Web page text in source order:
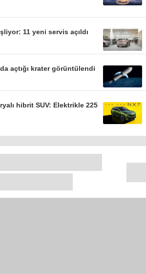
11 yeni servis açıldı
açtığı krater görüntülendi
hibrit SUV: Elektrikle 225